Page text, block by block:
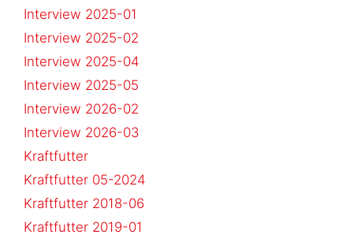
Interview 2025-01
Interview 2025-02
Interview 2025-04
Interview 2025-05
Interview 2026-02
Interview 2026-03
Kraftfutter
Kraftfutter 05-2024
Kraftfutter 2018-06
Kraftfutter 2019-01